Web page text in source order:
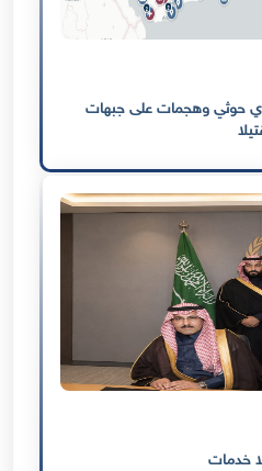
حوثي وهجمات على جبهات
خدمات